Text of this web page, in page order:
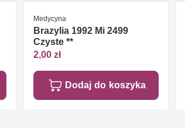
Medycyna
Brazylia 1992 Mi 2499
Czyste **
2,00 zł
Dodaj do koszyka